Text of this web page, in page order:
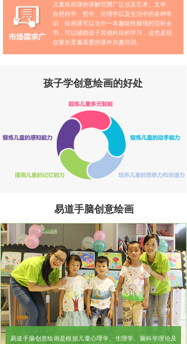
儿童绘画课的讲解范围广泛涉及艺术、文学、
自然科学、哲学、伦理学以及生活中的各种常
识，绘画课可以当作一本趣味性极强的百科全
书，可以辅助孩子其他科目的学习，这也是现
在家长普遍喜爱的课外兴趣培训。
孩子学创意绘画的好处
易道手脑创意绘画
易道手脑创意绘画是根据儿童心理学、生理学、脑科学理论及